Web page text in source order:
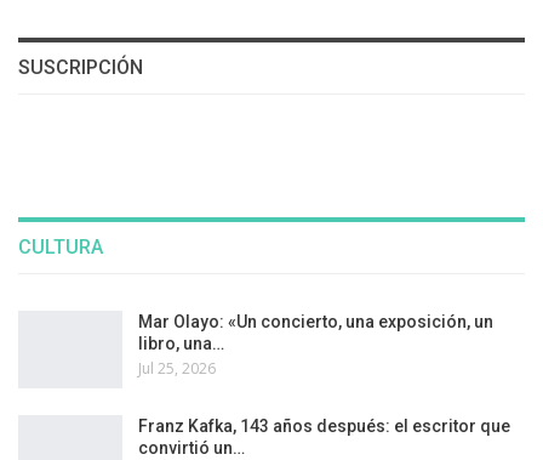
SUSCRIPCIÓN
CULTURA
Mar Olayo: «Un concierto, una exposición, un
libro, una…
Jul 25, 2026
Franz Kafka, 143 años después: el escritor que
convirtió un…